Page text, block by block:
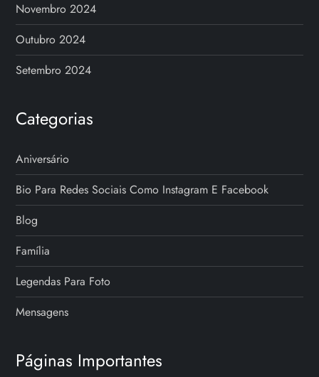
Novembro 2024
Outubro 2024
Setembro 2024
Categorias
Aniversário
Bio Para Redes Sociais Como Instagram E Facebook
Blog
Família
Legendas Para Foto
Mensagens
Páginas Importantes